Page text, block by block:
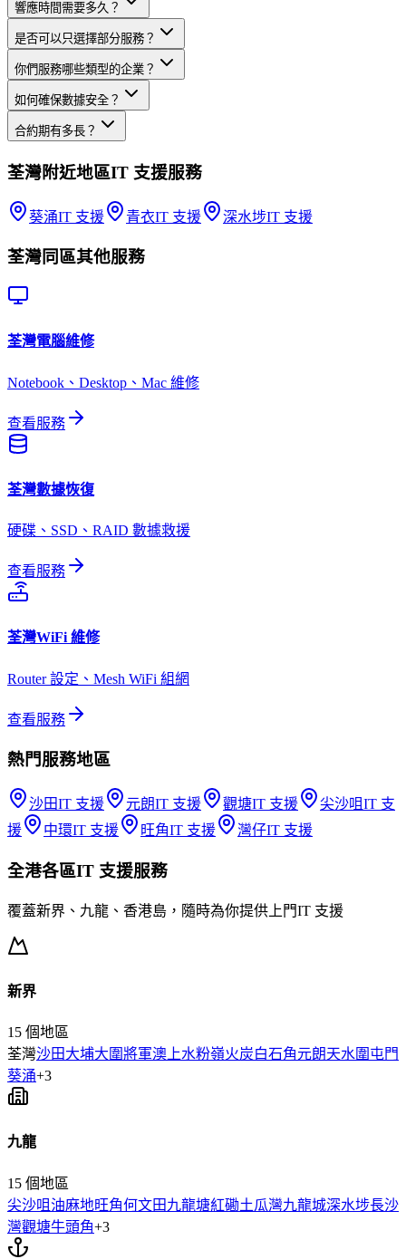
響應時間需要多久？
是否可以只選擇部分服務？
你們服務哪些類型的企業？
如何確保數據安全？
合約期有多長？
荃灣附近地區IT 支援服務
葵涌IT 支援 青衣IT 支援 深水埗IT 支援
荃灣同區其他服務
荃灣電腦維修
Notebook、Desktop、Mac 維修
查看服務
荃灣數據恢復
硬碟、SSD、RAID 數據救援
查看服務
荃灣WiFi 維修
Router 設定、Mesh WiFi 組網
查看服務
熱門服務地區
沙田IT 支援 元朗IT 支援 觀塘IT 支援 尖沙咀IT 支
援
中環IT 支援 旺角IT 支援 灣仔IT 支援
全港各區IT 支援服務
覆蓋新界、九龍、香港島，隨時為你提供上門IT 支援
新界
15 個地區
荃灣沙田大埔大圍將軍澳 上水粉嶺火炭白石角元朗天水圍 屯門
葵涌+3
九龍
15 個地區
尖沙咀 油麻地旺角何文田九龍塘紅磡土瓜灣九龍城深水埗長沙
灣觀塘牛頭角+3